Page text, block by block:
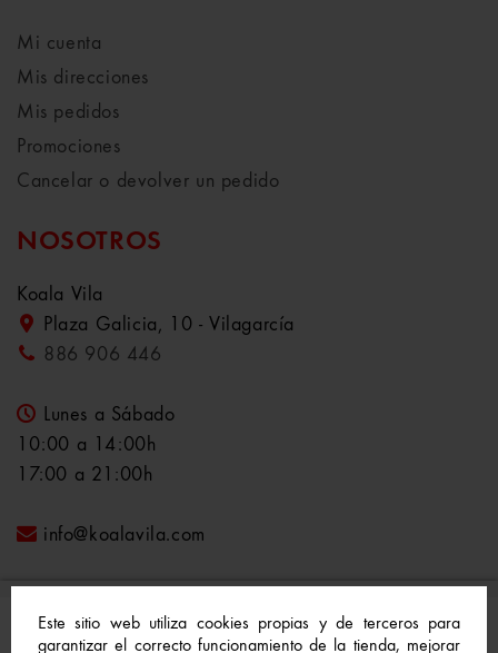
Este sitio web utiliza cookies propias y de terceros para
garantizar el correcto funcionamiento de la tienda, mejorar
Mi cuenta
Mis direcciones
Mis pedidos
Promociones
Cancelar o devolver un pedido
NOSOTROS
Koala Vila
Plaza Galicia, 10 - Vilagarcía
886 906 446
Lunes a Sábado
10:00 a 14:00h
17:00 a 21:00h
info@koalavila.com